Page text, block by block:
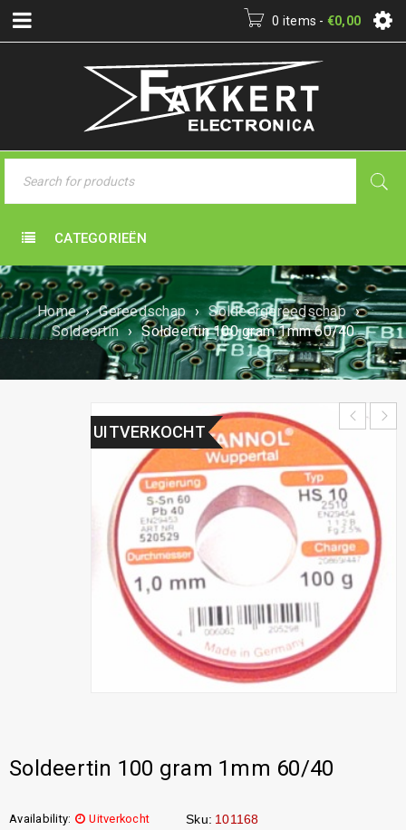
0 items - €0,00
CATEGORIEËN
Home › Gereedschap › Soldeergereedschap ›
Soldeertin › Soldeertin 100 gram 1mm 60/40
UITVERKOCHT
Soldeertin 100 gram 1mm 60/40
Availability: Uitverkocht Sku: 101168